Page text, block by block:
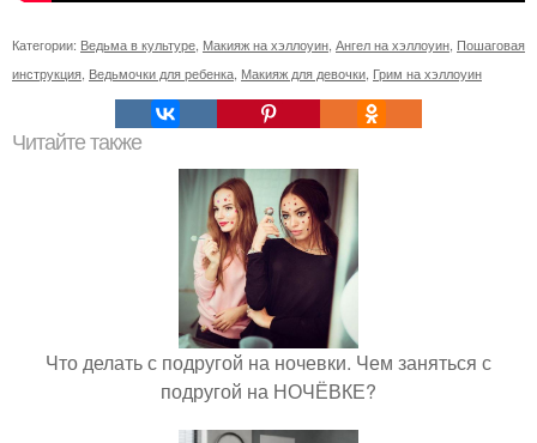
Категории: Ведьма в культуре, Макияж на хэллоуин, Ангел на хэллоуин, Пошаговая
инструкция, Ведьмочки для ребенка, Макияж для девочки, Грим на хэллоуин
Читайте также
Что делать с подругой на ночевки. Чем заняться с
подругой на НОЧЁВКЕ?